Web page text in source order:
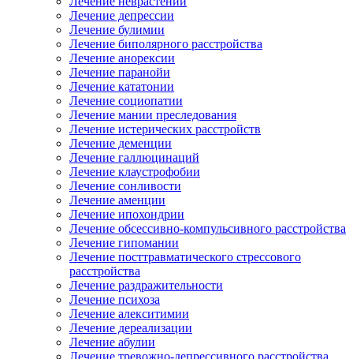
Лечение депрессии
Лечение булимии
Лечение биполярного расстройства
Лечение анорексии
Лечение паранойи
Лечение кататонии
Лечение социопатии
Лечение мании преследования
Лечение истерических расстройств
Лечение деменции
Лечение галлюцинаций
Лечение клаустрофобии
Лечение сонливости
Лечение аменции
Лечение ипохондрии
Лечение обсессивно-компульсивного расстройства
Лечение гипомании
Лечение посттравматического стрессового
расстройства
Лечение раздражительности
Лечение психоза
Лечение алекситимии
Лечение дереализации
Лечение абулии
Лечение тревожно-депрессивного расстройства